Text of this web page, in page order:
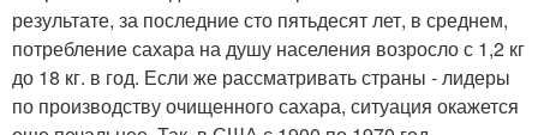
результате, за последние сто пятьдесят лет, в среднем,
потребление сахара на душу населения возросло с 1,2 кг
до 18 кг. в год. Если же рассматривать страны - лидеры
по производству очищенного сахара, ситуация окажется